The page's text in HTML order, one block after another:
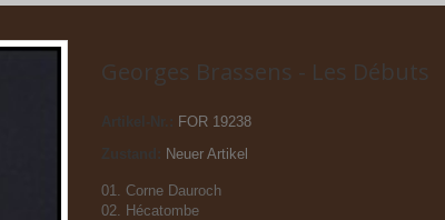
Georges Brassens - Les Débuts
Artikel-Nr.:
FOR 19238
Zustand:
Neuer Artikel
01. Corne Dauroch
02. Hécatombe